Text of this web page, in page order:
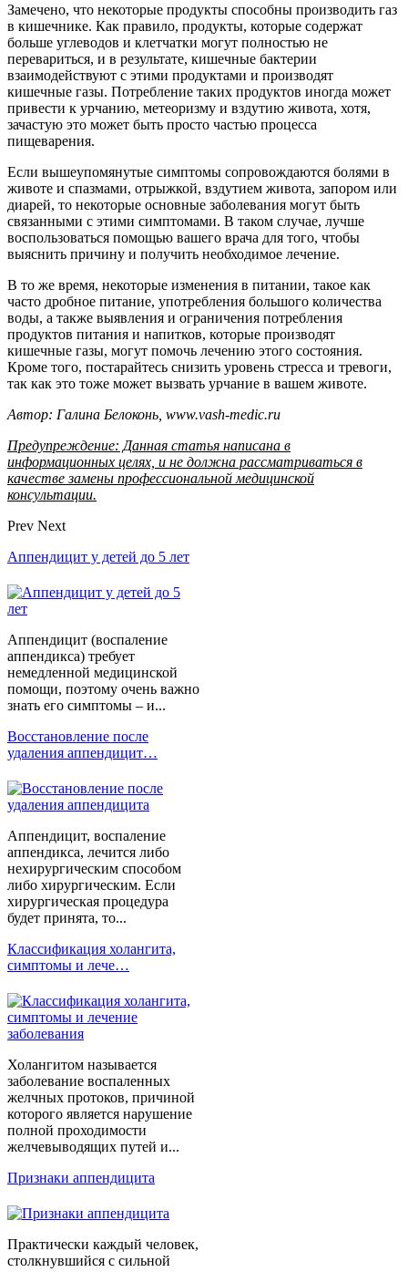
Замечено, что некоторые продукты способны производить газ
в кишечнике. Как правило, продукты, которые содержат
больше углеводов и клетчатки могут полностью не
перевариться, и в результате, кишечные бактерии
взаимодействуют с этими продуктами и производят
кишечные газы. Потребление таких продуктов иногда может
привести к урчанию, метеоризму и вздутию живота, хотя,
зачастую это может быть просто частью процесса
пищеварения.
Если вышеупомянутые симптомы сопровождаются болями в
животе и спазмами, отрыжкой, вздутием живота, запором или
диарей, то некоторые основные заболевания могут быть
связанными с этими симптомами. В таком случае, лучше
воспользоваться помощью вашего врача для того, чтобы
выяснить причину и получить необходимое лечение.
В то же время, некоторые изменения в питании, такое как
часто дробное питание, употребления большого количества
воды, а также выявления и ограничения потребления
продуктов питания и напитков, которые производят
кишечные газы, могут помочь лечению этого состояния.
Кроме того, постарайтесь снизить уровень стресса и тревоги,
так как это тоже может вызвать урчание в вашем животе.
Автор: Галина Белоконь, www.vash-medic.ru
Предупреждение: Данная статья написана в
информационных целях, и не должна рассматриваться в
качестве замены профессиональной медицинской
консультации.
Prev Next
Аппендицит у детей до 5 лет
Аппендицит (воспаление
аппендикса) требует
немедленной медицинской
помощи, поэтому очень важно
знать его симптомы – и...
Восстановление после
удаления аппендицит…
Аппендицит, воспаление
аппендикса, лечится либо
нехирургическим способом
либо хирургическим. Если
хирургическая процедура
будет принята, то...
Классификация холангита,
симптомы и лече…
Холангитом называется
заболевание воспаленных
желчных протоков, причиной
которого является нарушение
полной проходимости
желчевыводящих путей и...
Признаки аппендицита
Практически каждый человек,
столкнувшийся с сильной